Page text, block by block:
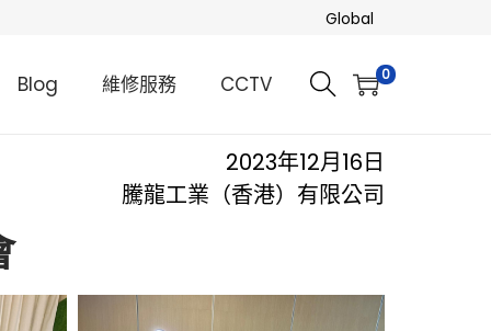
Global
Blog 維修服務 CCTV 0
2023年12月16日
騰龍工業（香港）有限公司